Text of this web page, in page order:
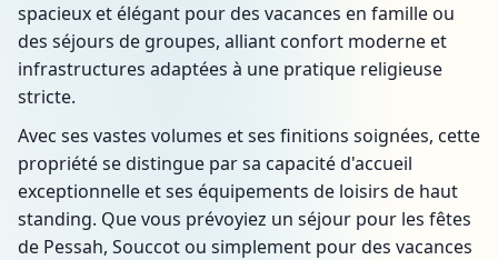
spacieux et élégant pour des vacances en famille ou
des séjours de groupes, alliant confort moderne et
infrastructures adaptées à une pratique religieuse
stricte.
Avec ses vastes volumes et ses finitions soignées, cette
propriété se distingue par sa capacité d'accueil
exceptionnelle et ses équipements de loisirs de haut
standing. Que vous prévoyiez un séjour pour les fêtes
de Pessah, Souccot ou simplement pour des vacances